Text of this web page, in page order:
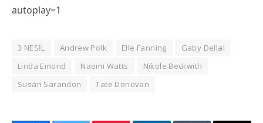
autoplay=1
3 NESİL Andrew Polk Elle Fanning
Gaby Dellal
Linda Emond
Naomi Watts
Nikole Beckwith
Susan Sarandon
Tate Donovan